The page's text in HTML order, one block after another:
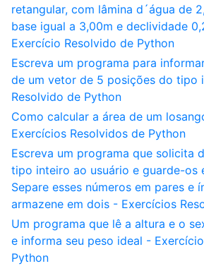
retangular, com lâmina d´água de
base igual a 3,00m e declividade
Exercício Resolvido de Python
Escreva um programa para
de um vetor de 5 posições do tipo
Resolvido de Python
Como calcular a área de um
Exercícios Resolvidos de Python
Escreva um programa que solicita
tipo inteiro ao usuário e guarde-os
Separe esses números em pares e
armazene em dois - Exercícios
Um programa que lê a altura e o
e informa seu peso ideal -
Python